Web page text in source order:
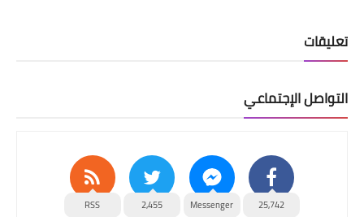
تعليقات
التواصل الإجتماعي
25,742
Messenger
2,455
RSS